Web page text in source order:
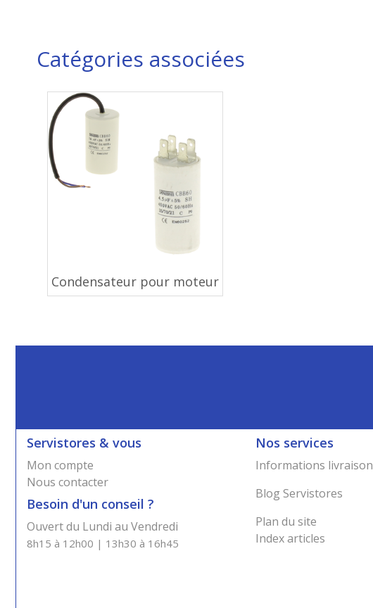
Catégories associées
Condensateur pour moteur
Servistores & vous
Mon compte
Nous contacter
Besoin d'un conseil ?
Ouvert du Lundi au Vendredi
8h15 à 12h00 | 13h30 à 16h45
Nos services
Informations livraison
Blog Servistores
Plan du site
Index articles